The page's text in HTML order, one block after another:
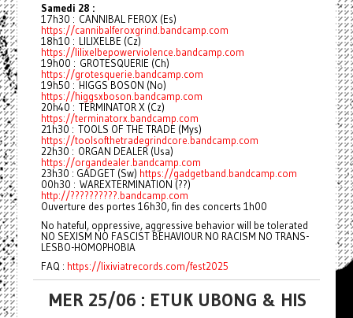
Samedi 28 :
17h30 : CANNIBAL FEROX (Es)
https://cannibalferoxgrind.bandcamp.com
18h10 : LILIXELBE (Cz)
https://lilixelbepowerviolence.bandcamp.com
19h00 : GROTESQUERIE (Ch)
https://grotesquerie.bandcamp.com
19h50 : HIGGS BOSON (No)
https://higgsxboson.bandcamp.com
20h40 : TERMINATOR X (Cz)
https://terminatorx.bandcamp.com
21h30 : TOOLS OF THE TRADE (Mys)
https://toolsofthetradegrindcore.bandcamp.com
22h30 : ORGAN DEALER (Usa)
https://organdealer.bandcamp.com
23h30 : GADGET (Sw) https://gadgetband.bandcamp.com
00h30 : WAREXTERMINATION (??)
http://??????????.bandcamp.com
Ouverture des portes 16h30, fin des concerts 1h00
No hateful, oppressive, aggressive behavior will be tolerated
NO SEXISM NO FASCIST BEHAVIOUR NO RACISM NO TRANS-
LESBO-HOMOPHOBIA
FAQ : https://lixiviatrecords.com/fest2025
MER 25/06 : ETUK UBONG & HIS